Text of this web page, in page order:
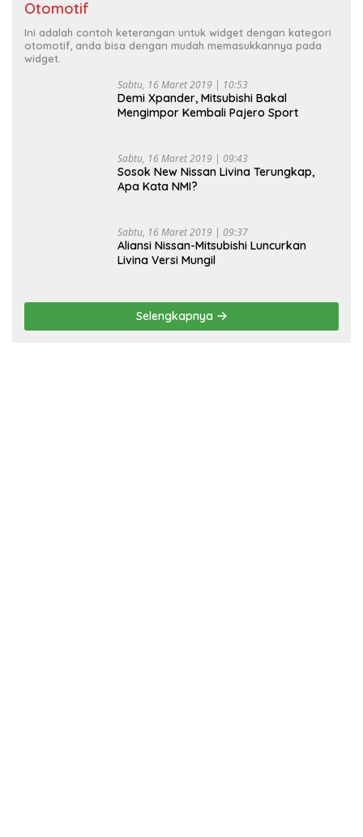
Otomotif
Ini adalah contoh keterangan untuk widget dengan kategori
otomotif, anda bisa dengan mudah memasukkannya pada
widget.
Sabtu, 16 Maret 2019 | 10:53
Demi Xpander, Mitsubishi Bakal
Mengimpor Kembali Pajero Sport
Sabtu, 16 Maret 2019 | 09:43
Sosok New Nissan Livina Terungkap,
Apa Kata NMI?
Sabtu, 16 Maret 2019 | 09:37
Aliansi Nissan-Mitsubishi Luncurkan
Livina Versi Mungil
Selengkapnya